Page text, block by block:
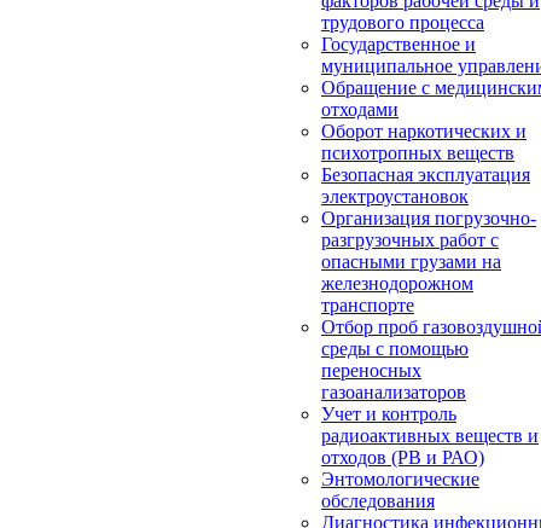
трудового процесса
Государственное и
муниципальное
Обращение с
отходами
Оборот наркотических и
психотропных веществ
Безопасная эксплуатация
электроустановок
Организация погрузочно-
разгрузочных работ с
опасными грузами на
железнодорожном
транспорте
Отбор проб
среды с помощью
переносных
газоанализаторов
Учет и контроль
радиоактивных веществ и
отходов (РВ и РАО)
Энтомологические
обследования
Диагностика